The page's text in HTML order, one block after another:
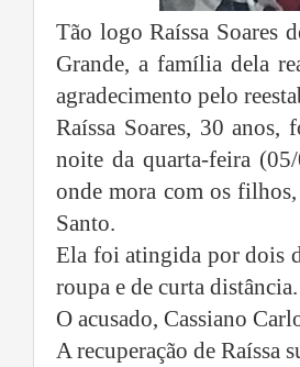
Tão logo Raíssa Soares
Grande, a família dela
agradecimento pelo
Raíssa Soares, 30
noite da quarta-feira
onde mora com os
Santo.
Ela foi atingida por dois
roupa e de curta distância.
O acusado, Cassiano
A recuperação de Raíssa